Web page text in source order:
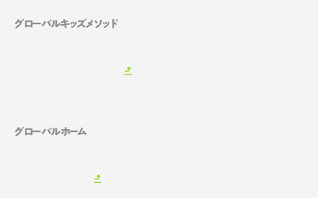
グローバルキッズメソッド
グローバルホーム